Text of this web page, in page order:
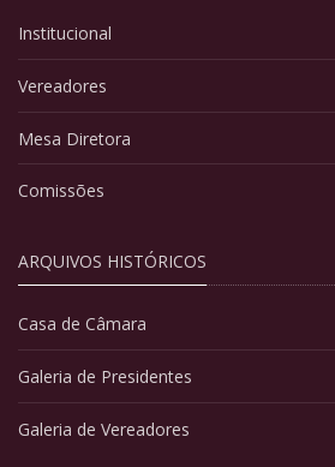
Institucional
Vereadores
Mesa Diretora
Comissões
ARQUIVOS HISTÓRICOS
Casa de Câmara
Galeria de Presidentes
Galeria de Vereadores